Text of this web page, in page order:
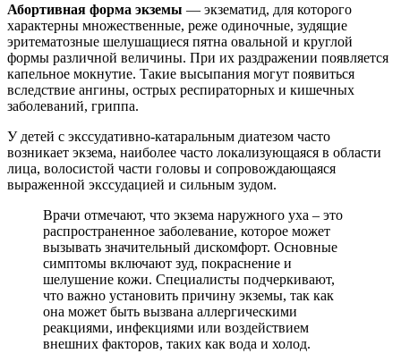
Абортивная форма экземы — экзематид, для которого
характерны множественные, реже одиночные, зудящие
эритематозные шелушащиеся пятна овальной и круглой
формы различной величины. При их раздражении появляется
капельное мокнутие. Такие высыпания могут появиться
вследствие ангины, острых респираторных и кишечных
заболеваний, гриппа.
У детей с экссудативно-катаральным диатезом часто
возникает экзема, наиболее часто локализующаяся в области
лица, волосистой части головы и сопровождающаяся
выраженной экссудацией и сильным зудом.
Врачи отмечают, что экзема наружного уха – это
распространенное заболевание, которое может
вызывать значительный дискомфорт. Основные
симптомы включают зуд, покраснение и
шелушение кожи. Специалисты подчеркивают,
что важно установить причину экземы, так как
она может быть вызвана аллергическими
реакциями, инфекциями или воздействием
внешних факторов, таких как вода и холод.